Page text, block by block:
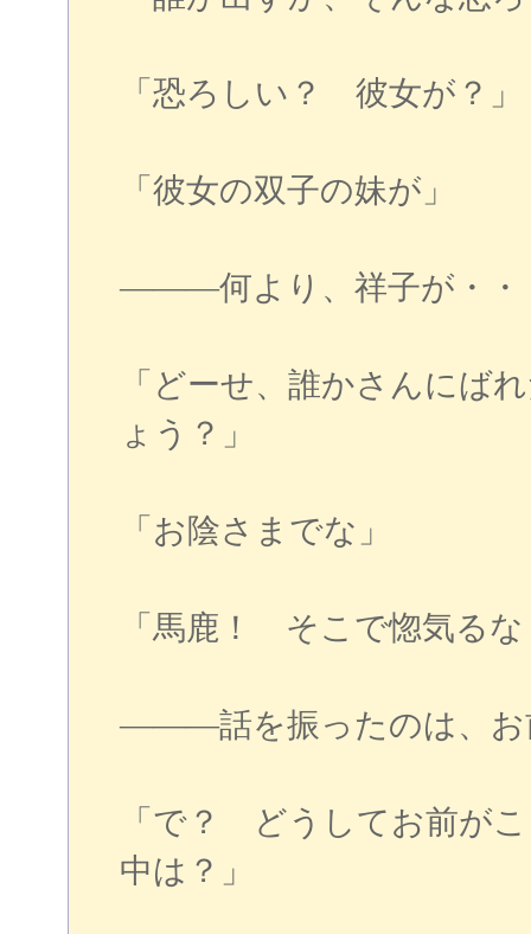
「恐ろしい？ 彼女が？」
「彼女の双子の妹が」
―――何より、祥子が・・
「どーせ、誰かさんにば
ょう？」
「お陰さまでな」
「馬鹿！ そこで惚気るな
―――話を振ったのは、お
「で？ どうしてお前が
中は？」